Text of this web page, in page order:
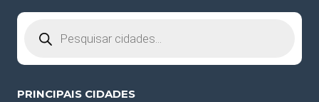
produtos
PRINCIPAIS CIDADES